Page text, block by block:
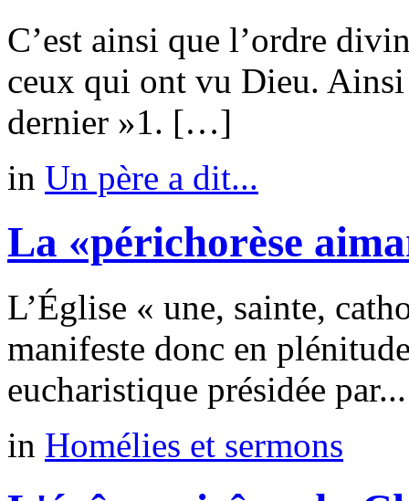
C’est ainsi que l’ordre
ceux qui ont vu Dieu.
dernier »1. […]
in Un père a dit...
La «périchorèse
L’Église « une, sainte,
manifeste donc en
eucharistique présidée par...
in Homélies et sermons